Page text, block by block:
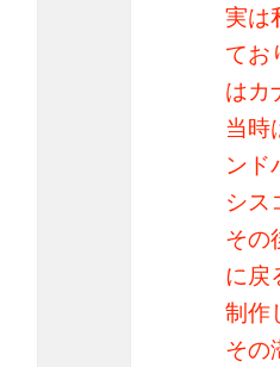
実は
てお
はカ
当時
ンド
シス
その
に戻
制作
その